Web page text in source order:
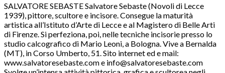
SALVATORE SEBASTE Salvatore Sebaste (Novoli di Lecce
1939), pittore, scultore e incisore. Consegue la maturità
artistica all’Istituto d’Arte di Lecce e al Magistero di Belle Arti
di Firenze. Si perfeziona, poi, nelle tecniche incisorie presso lo
studio calcografico di Mario Leoni, a Bologna. Vive a Bernalda
(MT), in Corso Umberto, 51. Sito internet ed e mail:
www.salvatoresebaste.com e info@salvatoresebaste.com